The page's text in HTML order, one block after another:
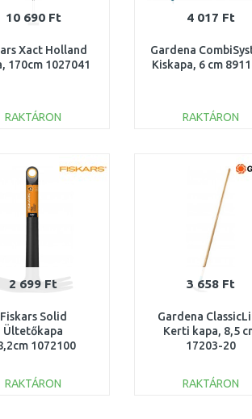
10 690 Ft
Xact Holland
170cm 1027041
RAKTÁRON
Összehasonlítás
4 017 Ft
Gardena
Kiskapa, 6 cm
RAKTÁRON
Összehasonlítás
2 699 Ft
Fiskars Solid
Ültetőkapa
1072100
RAKTÁRON
3 658 Ft
Gardena
Kerti kapa, 8,5
17203-20
RAKTÁRON